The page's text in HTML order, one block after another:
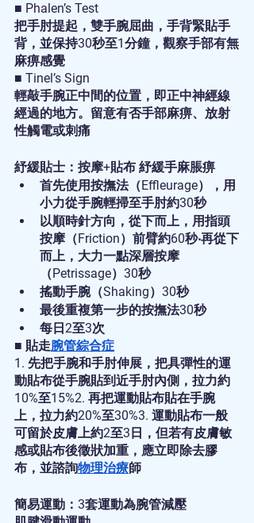
■ Phalen’s Test
把手肘提起，雙手腕屈曲，手背緊貼手
背，並保持30秒至1分鐘，觀察手部有無
麻痹感覺
■ Tinel’s Sign
輕敲手腕正中間的位置，即正中神經線
經過的地方。留意有否手部麻痹、放射
性觸電或刺痛
紓緩貼士：按摩+貼布 紓緩手麻脹痹
首先使用按撫法（Effleurage），用
小力從手腕輕掃至手肘約30秒
以順時針方向，從下而上，用指頭
按摩（Friction）前臂約60秒‧再從下
而上，大力一點深層按摩
（Petrissage）30秒
搖動手腕（Shaking）30秒
最後重複第一步的按撫法30秒
每日2至3次
■ 貼走腕管綜合症
1. 先把手腕和手肘伸展，把具彈性的運
動貼布從手腕貼到近手肘內側，拉力約
10%至15%2. 再把運動貼布貼在手腕
上，拉力約20%至30%3. 運動貼布一般
可留於皮膚上約2至3日，但若有皮膚敏
感或貼布後徵狀加重，應立即除去膠
布，並諮詢物理治療師
簡易運動：3套運動為腕管減壓